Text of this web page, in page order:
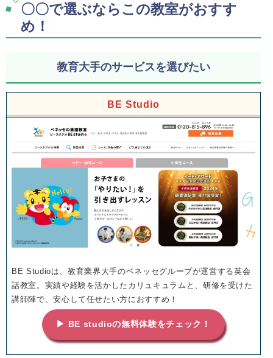
〇〇で選ぶならこの教室がおすす
め！
教育大手のサービスを選びたい
BE Studio
BE Studioは、教育業界大手のベネッセグループが運営する英会
話教室。実績や経験を活かしたカリュキュラムと、研修を受けた
講師陣で、安心して任せたい方におすすめ！
▶ BE studioの無料体験をチェック！